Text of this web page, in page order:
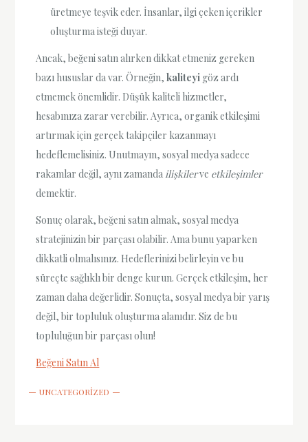
üretmeye teşvik eder. İnsanlar, ilgi çeken içerikler
oluşturma isteği duyar.
Ancak, beğeni satın alırken dikkat etmeniz gereken
bazı hususlar da var. Örneğin,kaliteyi göz ardı
etmemek önemlidir. Düşük kaliteli hizmetler,
hesabınıza zarar verebilir. Ayrıca, organik etkileşimi
artırmak için gerçek takipçiler kazanmayı
hedeflemelisiniz. Unutmayın, sosyal medya sadece
rakamlar değil, aynı zamanda ilişkilerve etkileşimler
demektir.
Sonuç olarak, beğeni satın almak, sosyal medya
stratejinizin bir parçası olabilir. Ama bunu yaparken
dikkatli olmalısınız. Hedeflerinizi belirleyin ve bu
süreçte sağlıklı bir denge kurun. Gerçek etkileşim, her
zaman daha değerlidir. Sonuçta, sosyal medya bir yarış
değil, bir topluluk oluşturma alanıdır. Siz de bu
topluluğun bir parçası olun!
Beğeni Satın Al
UNCATEGORIZED